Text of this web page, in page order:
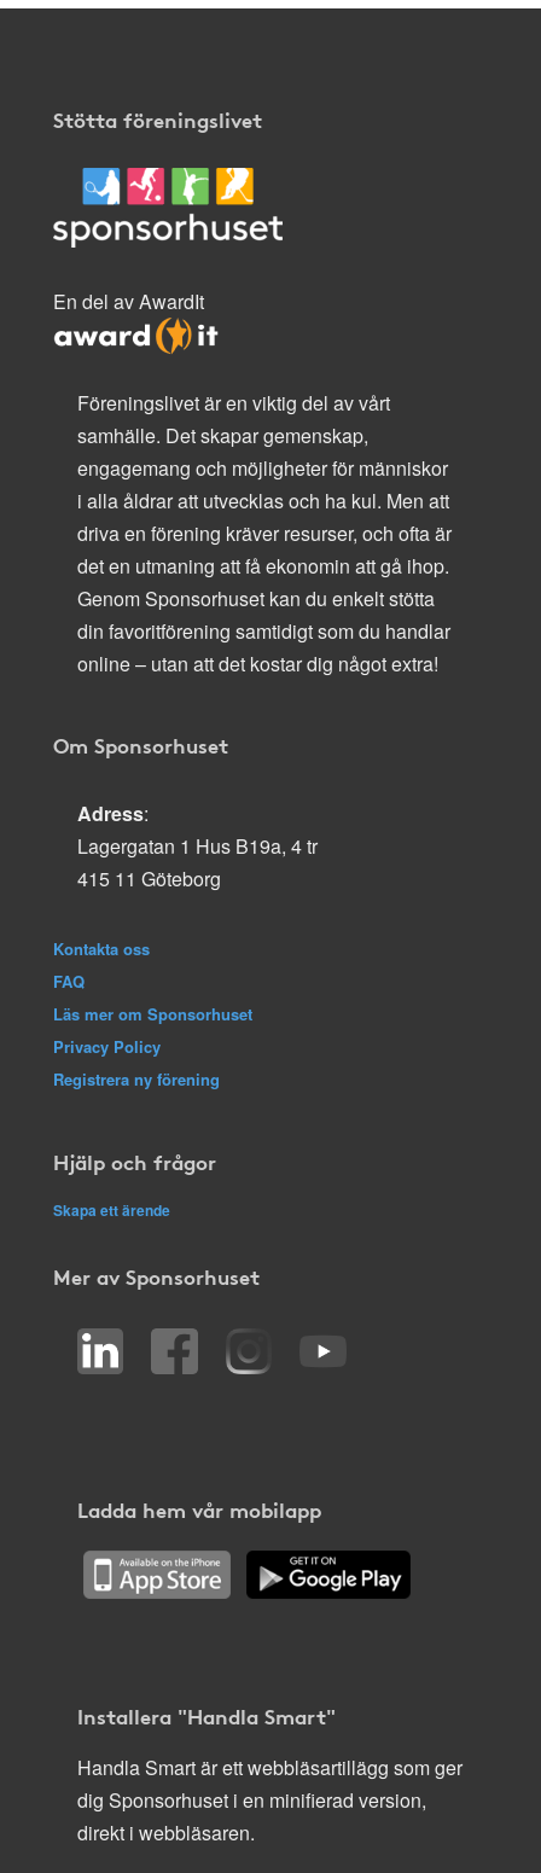
Stötta föreningslivet
En del av AwardIt
Föreningslivet är en viktig del av vårt
samhälle. Det skapar gemenskap,
engagemang och möjligheter för människor
i alla åldrar att utvecklas och ha kul. Men att
driva en förening kräver resurser, och ofta är
det en utmaning att få ekonomin att gå ihop.
Genom Sponsorhuset kan du enkelt stötta
din favoritförening samtidigt som du handlar
online – utan att det kostar dig något extra!
Om Sponsorhuset
Adress:
Lagergatan 1 Hus B19a, 4 tr
415 11 Göteborg
Kontakta oss
FAQ
Läs mer om Sponsorhuset
Privacy Policy
Registrera ny förening
Hjälp och frågor
Skapa ett ärende
Mer av Sponsorhuset
Ladda hem vår mobilapp
Installera "Handla Smart"
Handla Smart är ett webbläsartillägg som ger
dig Sponsorhuset i en minifierad version,
direkt i webbläsaren.